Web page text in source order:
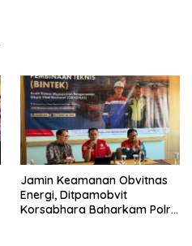
Jamin Keamanan Obvitnas
Energi, Ditpamobvit
Korsabhara Baharkam Polri